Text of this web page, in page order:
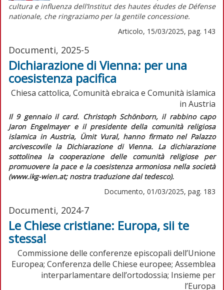
cultura e influenza dell’Institut des hautes études de Défense
nationale, che ringraziamo per la gentile concessione.
Articolo, 15/03/2025, pag. 143
Documenti, 2025-5
Dichiarazione di Vienna: per una
coesistenza pacifica
Chiesa cattolica, Comunità ebraica e Comunità islamica
in Austria
Il 9 gennaio il card. Christoph Schönborn, il rabbino capo
Jaron Engelmayer e il presidente della comunità religiosa
islamica in Austria, Ümit Vural, hanno firmato nel Palazzo
arcivescovile la Dichiarazione di Vienna. La dichiarazione
sottolinea la cooperazione delle comunità religiose per
promuovere la pace e la coesistenza armoniosa nella società
(www.ikg-wien.at; nostra traduzione dal tedesco).
Documento, 01/03/2025, pag. 183
Documenti, 2024-7
Le Chiese cristiane: Europa, sii te
stessa!
Commissione delle conferenze episcopali dell’Unione
Europea; Conferenza delle Chiese europee; Assemblea
interparlamentare dell’ortodossia; Insieme per
l’Europa